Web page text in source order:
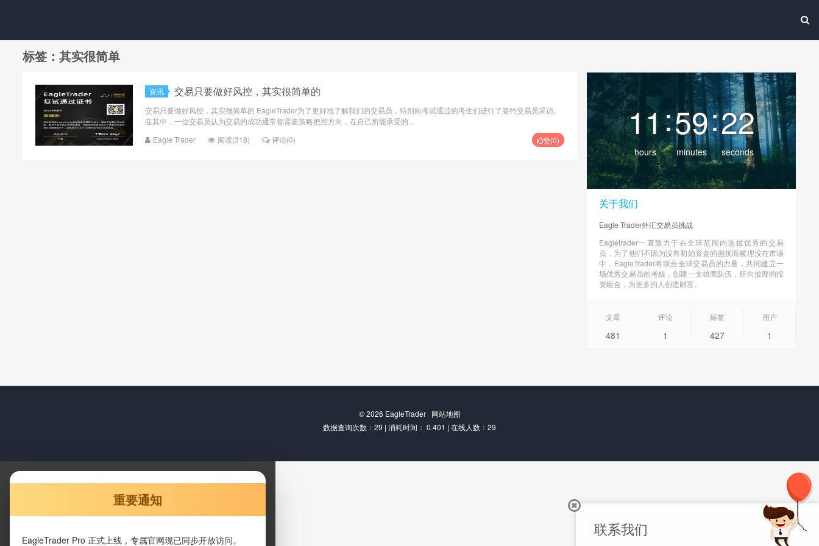
标签：其实很简单
资讯 交易只要做好风控，其实很简单的
交易只要做好风控，其实很简单的 EagleTrader为了更好地了解我们的交易员，特别向考试通过的考生们进行了签约交易员采访。
在其中，一位交易员认为交易的成功通常都需要策略把控方向，在自己所能承受的...
Eagle Trader
阅读(318) 评论(0) 赞(0) 11
hours
:59
minutes
:22
seconds
关于我们
Eagle Trader外汇交易员挑战
Eagletrader一直致力于在全球范围内选拔优秀的交易
员，为了他们不因为没有初始资金的困扰而被埋没在市场
中，EagleTrader将联合全球交易员的力量，共同建立一
场优秀交易员的考核，创建一支雄鹰队伍，所向披靡的投
资组合，为更多的人创造财富。
文章
481
评论
1
标签
427
用户
1
© 2026 EagleTrader
网站地图
数据查询次数：29 | 消耗时间： 0.401 | 在线人数：29
联系我们
重要通知
EagleTrader Pro 正式上线，专属官网现已同步开放访问。